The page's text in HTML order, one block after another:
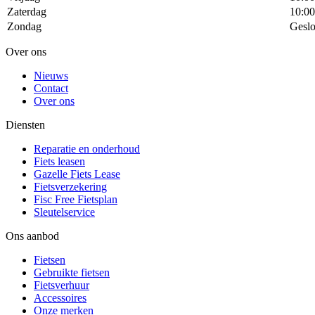
Zaterdag
Zondag
Over ons
Nieuws
Contact
Over ons
Diensten
Reparatie en onderhoud
Fiets leasen
Gazelle Fiets Lease
Fietsverzekering
Fisc Free Fietsplan
Sleutelservice
Ons aanbod
Fietsen
Gebruikte fietsen
Fietsverhuur
Accessoires
Onze merken